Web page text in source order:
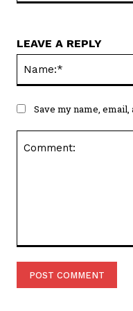
LEAVE A REPLY
Save my name,